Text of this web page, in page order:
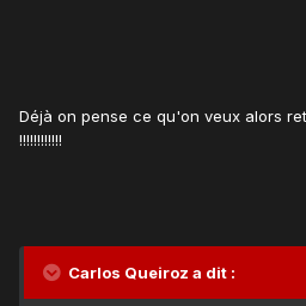
Déjà on pense ce qu'on veux alors
!!!!!!!!!!!!
Carlos Queiroz a dit :